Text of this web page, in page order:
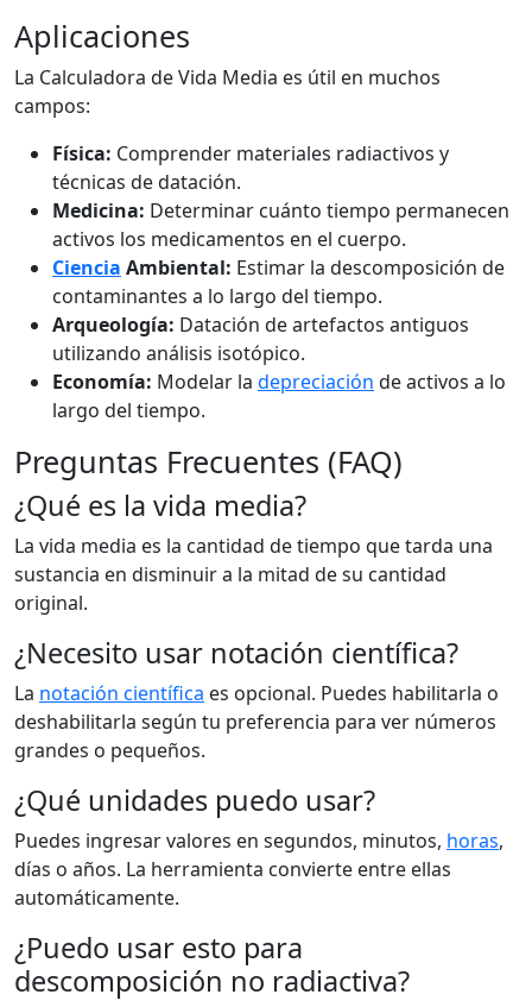
Aplicaciones
La Calculadora de Vida Media es útil en muchos
campos:
Física: Comprender materiales radiactivos y
técnicas de datación.
Medicina: Determinar cuánto tiempo permanecen
activos los medicamentos en el cuerpo.
Ciencia Ambiental: Estimar la descomposición de
contaminantes a lo largo del tiempo.
Arqueología: Datación de artefactos antiguos
utilizando análisis isotópico.
Economía: Modelar la depreciación de activos a lo
largo del tiempo.
Preguntas Frecuentes (FAQ)
¿Qué es la vida media?
La vida media es la cantidad de tiempo que tarda una
sustancia en disminuir a la mitad de su cantidad
original.
¿Necesito usar notación científica?
La notación científica es opcional. Puedes habilitarla o
deshabilitarla según tu preferencia para ver números
grandes o pequeños.
¿Qué unidades puedo usar?
Puedes ingresar valores en segundos, minutos, horas,
días o años. La herramienta convierte entre ellas
automáticamente.
¿Puedo usar esto para
descomposición no radiactiva?